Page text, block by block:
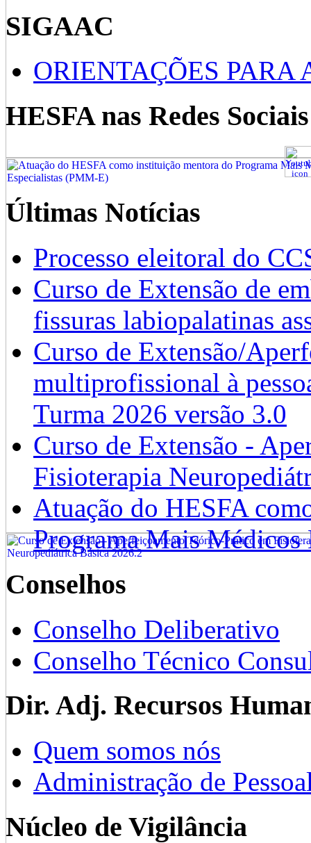
SIGAAC
ORIENTAÇÕES PARA
HESFA nas Redes Sociais
Últimas Notícias
Processo eleitoral do
Curso de Extensão de
fissuras labiopalatinas
Curso de Extensão/
multiprofissional à
Turma 2026 versão 3.0
Curso de Extensão -
Fisioterapia
Atuação do HESFA
Programa Mais
Conselhos
Conselho Deliberativo
Conselho Técnico
Dir. Adj. Recursos
Quem somos nós
Administração de
Núcleo de Vigilância